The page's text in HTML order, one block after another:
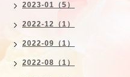
2023-01（5）
2022-12（1）
2022-09（1）
2022-08（1）